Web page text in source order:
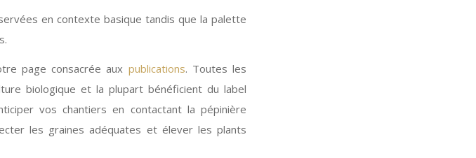
en contexte basique tandis que la palette
page consacrée aux publications. Toutes les
biologique et la plupart bénéficient du label
vos chantiers en contactant la pépinière
les graines adéquates et élever les plants